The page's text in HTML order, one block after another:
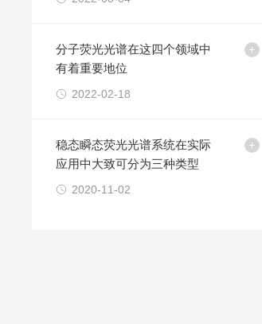
分子荧光光谱在这四个领域中
有着重要地位
2022-02-18
稳态瞬态荧光光谱系统在实际
应用中大致可分为三种类型
2020-11-02